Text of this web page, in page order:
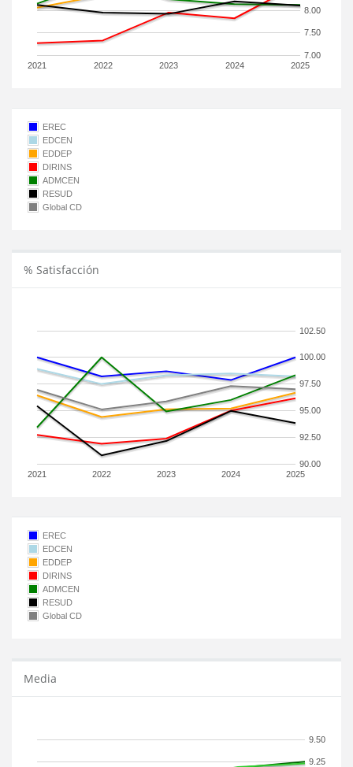
2021 2022 2023 2024 2025
7.00
7.50
8.00
EREC
EDCEN
EDDEP
DIRINS
ADMCEN
RESUD
Global CD
% Satisfacción
2021 2022 2023 2024 2025
90.00
92.50
95.00
97.50
100.00
102.50
EREC
EDCEN
EDDEP
DIRINS
ADMCEN
RESUD
Global CD
Media
9.25
9.50